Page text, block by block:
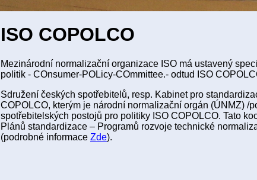
ISO COPOLCO
Mezinárodní normalizační organizace ISO má ustavený
politik - COnsumer-POLicy-COmmittee.- odtud ISO
Sdružení českých spotřebitelů, resp. Kabinet pro
COPOLCO, kterým je národní normalizační orgán (ÚNMZ) /
spotřebitelských postojů pro politiky ISO COPOLCO. Tato
Plánů standardizace – Programů rozvoje technické
(podrobné informace Zde).